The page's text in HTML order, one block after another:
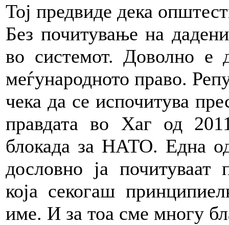
Тој предвиде дека
Без почитување на
во системот. Доволно е
меѓународното право.
чека да се испочитува
правдата во Хаг од
блокада за НАТО. Една
дословно ја почитуваат
која секогаш
име. И за тоа сме многу